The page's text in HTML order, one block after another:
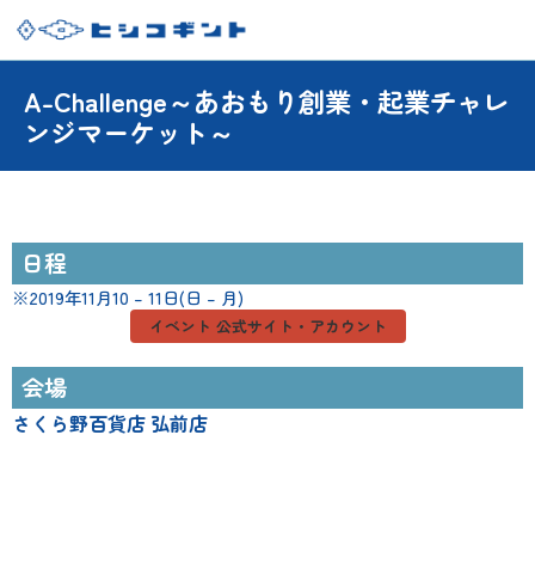
A-Challenge～あおもり創業・起業チャレ
ンジマーケット～
日程
※2019年11月10 – 11日(日 – 月)
イベント 公式サイト・アカウント
会場
さくら野百貨店 弘前店